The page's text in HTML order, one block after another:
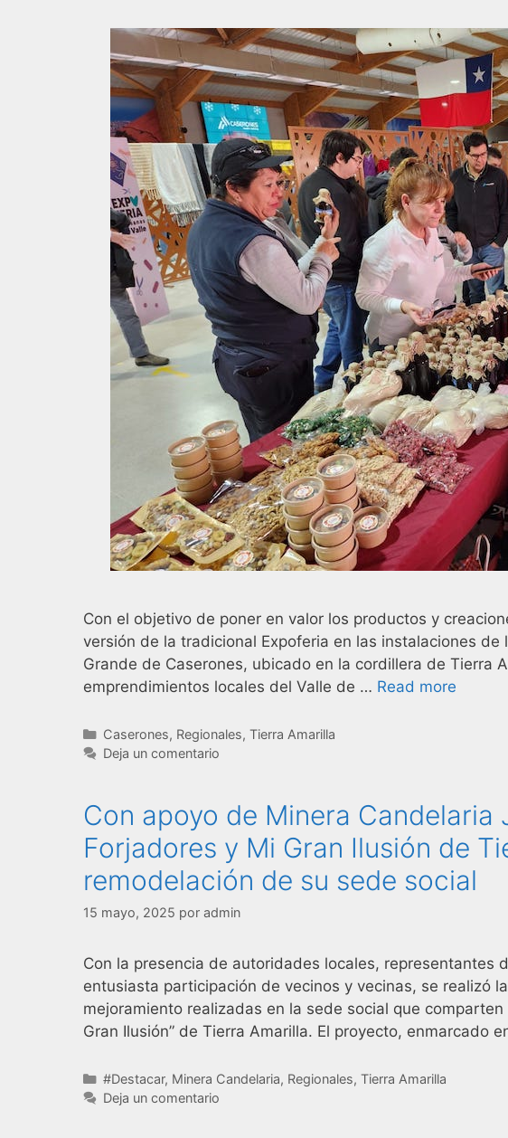
Con el objetivo de poner en valor los productos y
versión de la tradicional Expoferia en las instalaciones
Grande de Caserones, ubicado en la cordillera de Tierra
emprendimientos locales del Valle de … Read more
Caserones, Regionales, Tierra Amarilla
Deja un comentario
Con apoyo de Minera Candelaria
Forjadores y Mi Gran Ilusión de
remodelación de su sede social
15 mayo, 2025 por admin
Con la presencia de autoridades locales, representantes
entusiasta participación de vecinos y vecinas, se realizó
mejoramiento realizadas en la sede social que comparten
Gran Ilusión” de Tierra Amarilla. El proyecto, enmarcado
#Destacar, Minera Candelaria, Regionales, Tierra Amarilla
Deja un comentario